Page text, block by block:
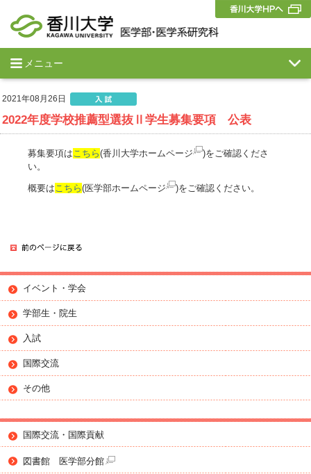
メニュー
2021年08月26日
2022年度学校推薦型選抜Ⅱ学生募集要項 公表
募集要項は こちら(香川大学ホームページ
)をご確認くださ
い。
概要はこちら(医学部ホームページ )をご確認ください。
イベント・学会
学部生・院生
入試
国際交流
その他
国際交流・国際貢献
図書館 医学部分館